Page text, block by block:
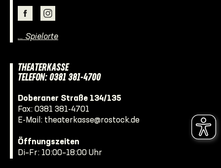
… Spielorte
THEATERKASSE
TELEFON: 0381 381-4700
Doberaner Straße 134/135
Fax: 0381 381-4701
E-Mail: theaterkasse@rostock.de
Öffnungszeiten
Di–Fr: 10:00–18:00 Uhr